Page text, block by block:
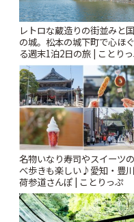
レトロな蔵造りの街並みと
の城。松本の城下町で心ほ
る週末1泊2日の旅 | ことり
名物いなり寿司やスイーツ
べ歩きも楽しい♪愛知・豊
荷参道さんぽ | ことりっぷ